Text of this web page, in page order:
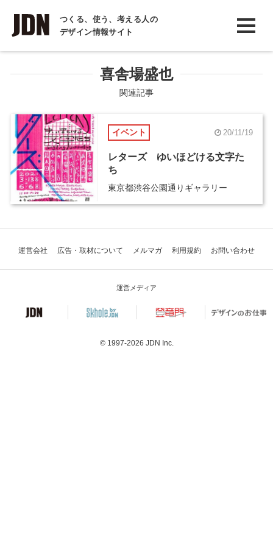
つくる、使う、考える人の
デザイン情報サイト
INTERVIEW
インタビュー
COLUMN
コラム
喜舎場盛也
関連記事
イベント 20/11/19
レターズ ゆいほどける文字た
ち
東京都渋谷公園通りギャラリー
運営会社 広告・取材について メルマガ 利用規約 お問い合わせ
運営メディア
© 1997-2026 JDN Inc.